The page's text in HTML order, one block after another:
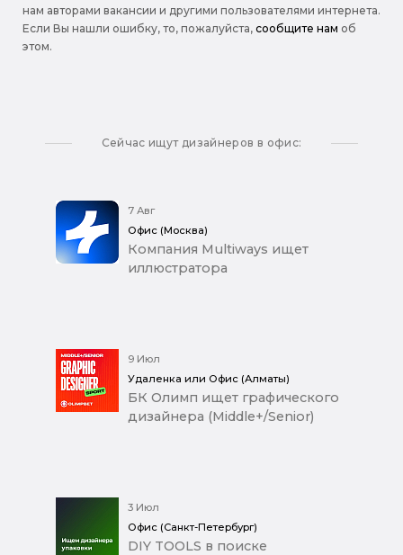
нам авторами вакансии и другими пользователями интернета.
Если Вы нашли ошибку, то, пожалуйста, сообщите нам об
этом.
Сейчас ищут дизайнеров в офис:
7 Авг
Офис (Москва)
Компания Multiways ищет
иллюстратора
9 Июл
Удаленка или Офис (Алматы)
БК Олимп ищет графического
дизайнера (Middle+/Senior)
3 Июл
Офис (Санкт-Петербург)
DIY TOOLS в поиске